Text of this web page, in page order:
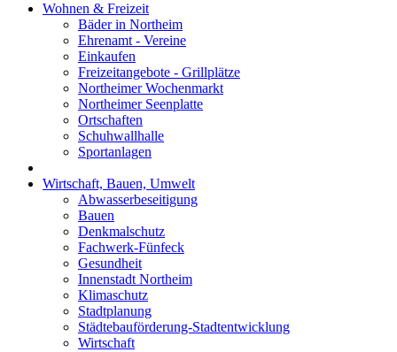
Wohnen & Freizeit
Bäder in Northeim
Ehrenamt - Vereine
Einkaufen
Freizeitangebote - Grillplätze
Northeimer Wochenmarkt
Northeimer Seenplatte
Ortschaften
Schuhwallhalle
Sportanlagen
Wirtschaft, Bauen, Umwelt
Abwasserbeseitigung
Bauen
Denkmalschutz
Fachwerk-Fünfeck
Gesundheit
Innenstadt Northeim
Klimaschutz
Stadtplanung
Städtebauförderung-Stadtentwicklung
Wirtschaft